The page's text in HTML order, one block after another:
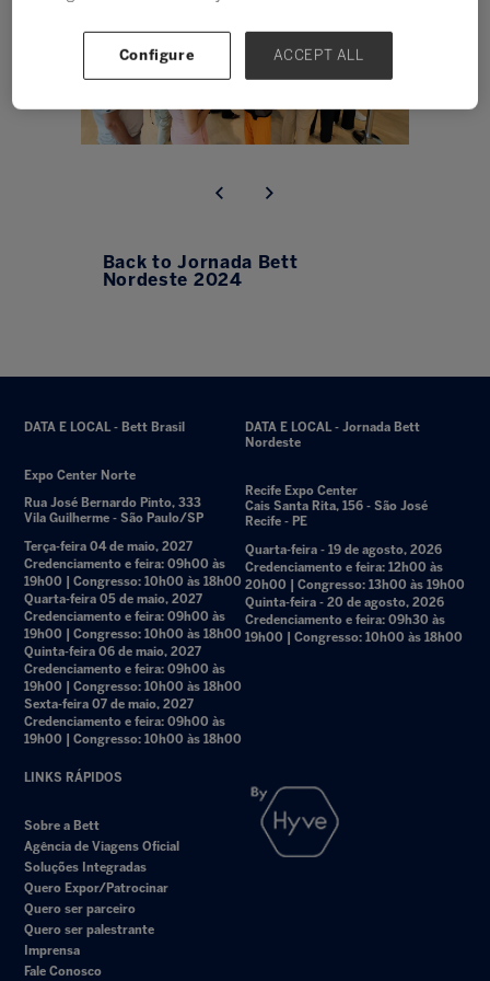
Back to Jornada Bett
Nordeste 2024
DATA E LOCAL - Bett Brasil
Expo Center Norte
Rua José Bernardo Pinto, 333
Vila Guilherme - São Paulo/SP
Terça-feira 04 de maio, 2027
Credenciamento e feira: 09h00 às
19h00 | Congresso: 10h00 às 18h00
Quarta-feira 05 de maio, 2027
Credenciamento e feira: 09h00 às
19h00 | Congresso: 10h00 às 18h00
Quinta-feira 06 de maio, 2027
Credenciamento e feira: 09h00 às
19h00 | Congresso: 10h00 às 18h00
Sexta-feira 07 de maio, 2027
Credenciamento e feira: 09h00 às
19h00 | Congresso: 10h00 às 18h00
DATA E LOCAL - Jornada Bett
Nordeste
Recife Expo Center
Cais Santa Rita, 156 - São José
Recife - PE
Quarta-feira - 19 de agosto, 2026
Credenciamento e feira: 12h00 às
20h00 | Congresso: 13h00 às 19h00
Quinta-feira - 20 de agosto, 2026
Credenciamento e feira: 09h30 às
19h00 | Congresso: 10h00 às 18h00
LINKS RÁPIDOS
Sobre a Bett
Agência de Viagens Oficial
Soluções Integradas
Quero Expor/Patrocinar
Quero ser parceiro
Quero ser palestrante
Imprensa
Fale Conosco
Configure ACCEPT ALL